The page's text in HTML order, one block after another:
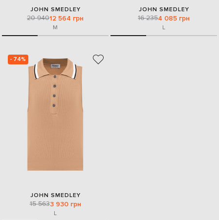
JOHN SMEDLEY
20 94012 564 грн
M
JOHN SMEDLEY
16 2354 085 грн
L
- 74%
JOHN SMEDLEY
15 5633 930 грн
L